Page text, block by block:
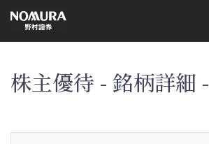
の
ー
株主優待 - 銘柄詳細 -